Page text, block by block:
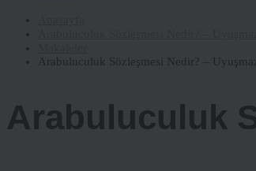
Arabuluculuk Sözleşmesi Nedir? –
Arabuluculuk